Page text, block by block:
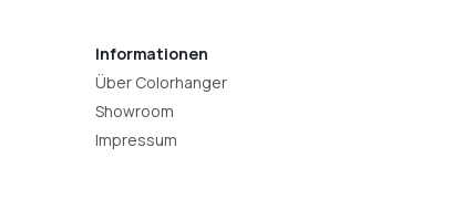
Informationen
Über Colorhanger
Showroom
Impressum